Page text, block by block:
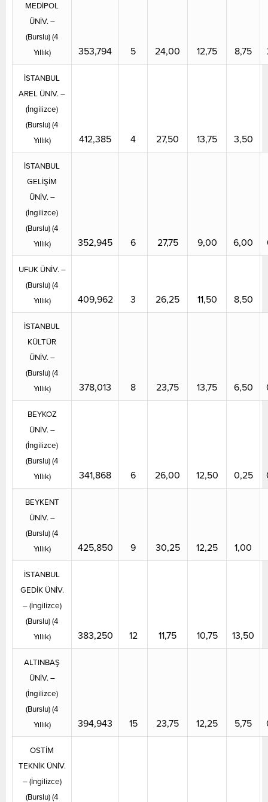
MEDİPOL
ÜNİV. –
(Burslu) (4
Yıllık)
353,794 5 24,00 12,75 8,75
İSTANBUL
AREL ÜNİV. –
(İngilizce)
(Burslu) (4
Yıllık)
412,385 4 27,50 13,75 3,50
İSTANBUL
GELİŞİM
ÜNİV. –
(İngilizce)
(Burslu) (4
Yıllık)
352,945 6 27,75 9,00 6,00
UFUK ÜNİV. –
(Burslu) (4
Yıllık)
409,962 3 26,25 11,50 8,50
İSTANBUL
KÜLTÜR
ÜNİV. –
(Burslu) (4
Yıllık)
378,013 8 23,75 13,75 6,50
BEYKOZ
ÜNİV. –
(İngilizce)
(Burslu) (4
Yıllık)
341,868 6 26,00 12,50 0,25
BEYKENT
ÜNİV. –
(Burslu) (4
Yıllık)
425,850 9 30,25 12,25 1,00
İSTANBUL
GEDİK ÜNİV.
– (İngilizce)
(Burslu) (4
Yıllık)
383,250 12 11,75 10,75 13,50
ALTINBAŞ
ÜNİV. –
(İngilizce)
(Burslu) (4
Yıllık)
394,943 15 23,75 12,25 5,75
OSTİM
TEKNİK ÜNİV.
– (İngilizce)
(Burslu) (4